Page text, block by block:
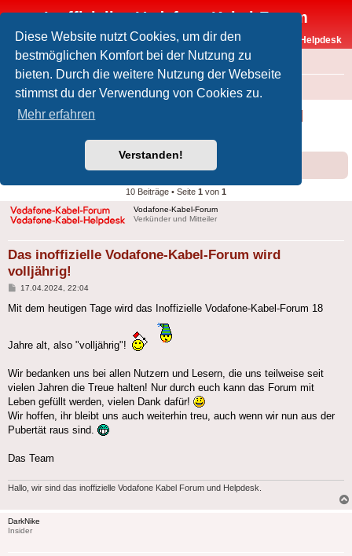
Diese Website nutzt Cookies, um dir den
bestmöglichen Komfort bei der Nutzung zu
bieten. Durch die weitere Nutzung der Webseite
stimmst du der Verwendung von Cookies zu.
Mehr erfahren
Verstanden!
Inoffizielles Vodafone-Kabel-Forum
Vodafone-Kabel-Helpdesk
FAQ
Foren-Übersicht Intern Rund um Forum und Helpdesk
Das inoffizielle Vodafone-Kabel-Forum wird
10 Beiträge • Seite 1 von 1
Vodafone-Kabel-Forum
Verkünder und Mitteiler
Das inoffizielle Vodafone-Kabel-Forum wird
volljährig!
Beitrag
17.04.2024, 22:04
Mit dem heutigen Tage wird das Inoffizielle Vodafone-Kabel-Forum 18
Jahre alt, also "volljährig"!
Wir bedanken uns bei allen Nutzern und Lesern, die uns teilweise seit
vielen Jahren die Treue halten! Nur durch euch kann das Forum mit
Leben gefüllt werden, vielen Dank dafür!
Wir hoffen, ihr bleibt uns auch weiterhin treu, auch wenn wir nun aus der
Pubertät raus sind.
Das Team
Hallo, wir sind das inoffizielle Vodafone Kabel Forum und Helpdesk.
DarkNike
Insider